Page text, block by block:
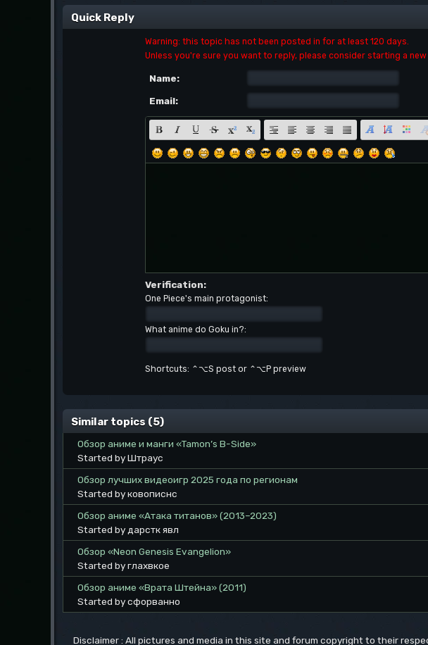
Quick Reply
Warning: this topic has not been posted in for at least 120 days.
Unless you're sure you want to reply, please consider starting a
Name:
Email:
Verification:
One Piece's main protagonist:
What anime do Goku in?:
Shortcuts: ⌃⌥S post or ⌃⌥P preview
Similar topics (5)
Обзор аниме и манги «Tamon’s B-Side»
Started by Штраус
Обзор лучших видеоигр 2025 года по регионам
Started by ковописнс
Обзор аниме «Атака титанов» (2013–2023)
Started by дарстк явл
Обзор «Neon Genesis Evangelion»
Started by глахвкое
Обзор аниме «Врата Штейна» (2011)
Started by сфорванно
Disclaimer : All pictures and media in this site and forum copyright to their